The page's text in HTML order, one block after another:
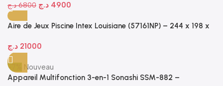
6800 د.ج 4900 د.ج
Aire de Jeux Piscine Intex Louisiane (57161NP) – 244 x 198 x
21000 د.ج
-7%
Nouveau
Appareil Multifonction 3-en-1 Sonashi SSM-882 –